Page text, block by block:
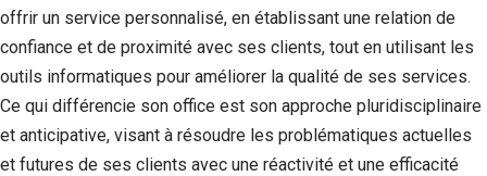
offrir un service personnalisé, en établissant une relation de
confiance et de proximité avec ses clients, tout en utilisant les
outils informatiques pour améliorer la qualité de ses services.
Ce qui différencie son office est son approche pluridisciplinaire
et anticipative, visant à résoudre les problématiques actuelles
et futures de ses clients avec une réactivité et une efficacité
En partageant
votre intérêt et
votre
comportement
lorsque vous
visitez notre